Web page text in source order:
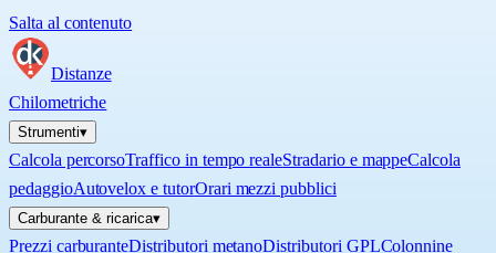
Salta al contenuto
Distanze
Chilometriche
Strumenti▾
Calcola percorsoTraffico in tempo realeStradario e mappeCalcola
pedaggioAutovelox e tutorOrari mezzi pubblici
Carburante & ricarica▾
Prezzi carburanteDistributori metanoDistributori GPLColonnine